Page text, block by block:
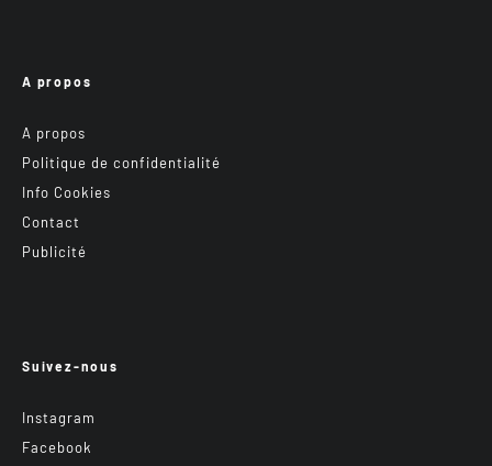
A propos
A propos
Politique de confidentialité
Info Cookies
Contact
Publicité
Suivez-nous
Instagram
Facebook